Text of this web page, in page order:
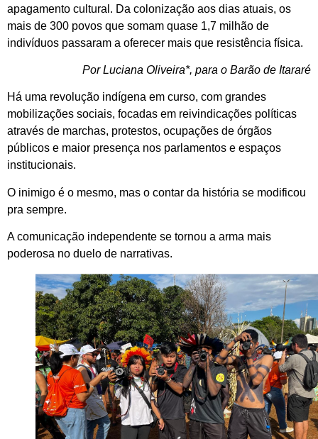
apagamento cultural. Da colonização aos dias atuais, os
mais de 300 povos que somam quase 1,7 milhão de
indivíduos passaram a oferecer mais que resistência física.
Por Luciana Oliveira*, para o Barão de Itararé
Há uma revolução indígena em curso, com grandes
mobilizações sociais, focadas em reivindicações políticas
através de marchas, protestos, ocupações de órgãos
públicos e maior presença nos parlamentos e espaços
institucionais.
O inimigo é o mesmo, mas o contar da história se modificou
pra sempre.
A comunicação independente se tornou a arma mais
poderosa no duelo de narrativas.